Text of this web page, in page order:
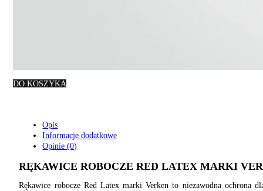
DO KOSZYKA
Opis
Informacje dodatkowe
Opinie (0)
RĘKAWICE ROBOCZE RED LATEX MARKI
Rękawice robocze Red Latex marki Verken to niezawodna ochrona